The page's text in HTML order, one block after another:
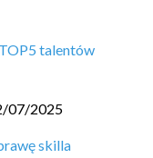
talentów
07/2025
skilla